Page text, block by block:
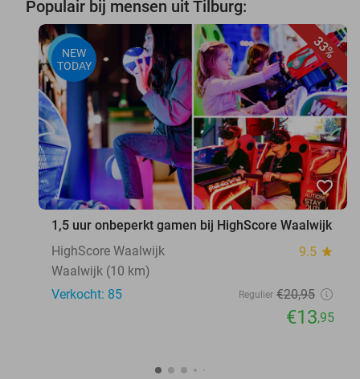
Populair bij mensen uit Tilburg:
33%
NEW
TODAY
favorite_border
1,5 uur onbeperkt gamen bij HighScore Waalwijk
HighScore Waalwijk
9.5 star
Waalwijk (10 km)
Verkocht: 85
Regulier €20,95
€13,95